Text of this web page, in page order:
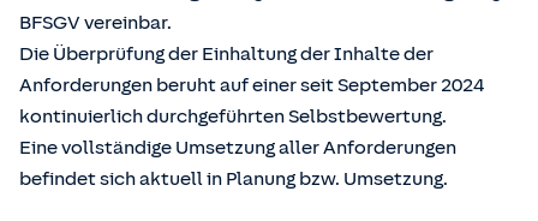
BFSGV vereinbar.
Die Überprüfung der Einhaltung der Inhalte der
Anforderungen beruht auf einer seit September 2024
kontinuierlich durchgeführten Selbstbewertung.
Eine vollständige Umsetzung aller Anforderungen
befindet sich aktuell in Planung bzw. Umsetzung.